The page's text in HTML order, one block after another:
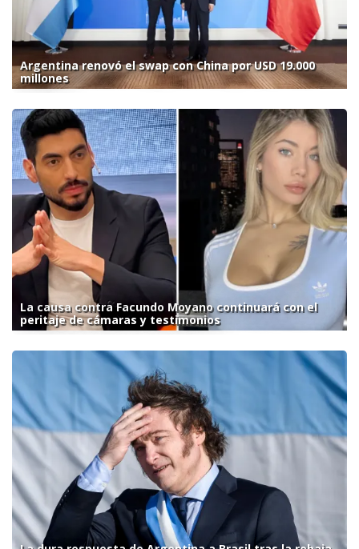
Argentina renovó el swap con China por USD 19.000
millones
La causa contra Facundo Moyano continuará con el
peritaje de cámaras y testimonios